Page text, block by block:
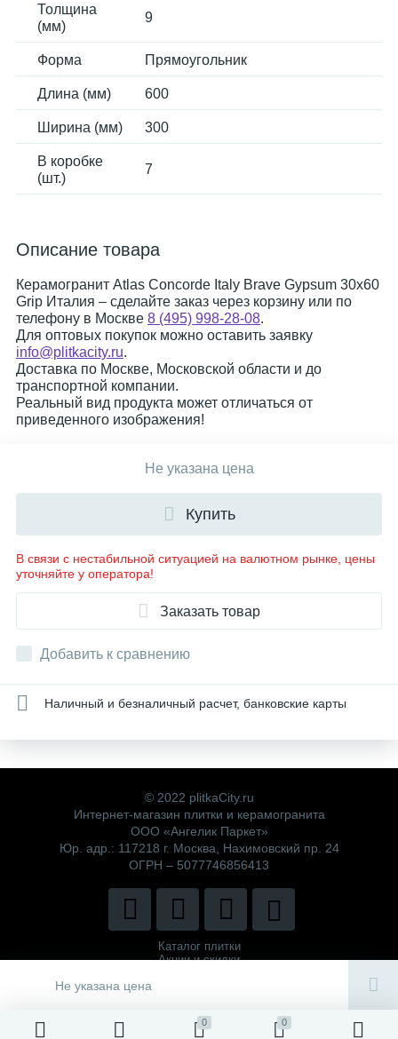
0 0
Толщина
(мм)
9
Форма Прямоугольник
Длина (мм) 600
Ширина (мм) 300
В коробке
(шт.)
7
Описание товара
Керамогранит Atlas Concorde Italy Brave Gypsum 30x60
Grip Италия – сделайте заказ через корзину или по
телефону в Москве 8 (495) 998-28-08.
Для оптовых покупок можно оставить заявку
info@plitkacity.ru.
Доставка по Москве, Московской области и до
транспортной компании.
Реальный вид продукта может отличаться от
приведенного изображения!
Не указана цена
Не указана цена
Купить
В связи с нестабильной ситуацией на валютном рынке, цены
уточняйте у оператора!
Заказать товар
Добавить к сравнению
Наличный и безналичный расчет, банковские карты
© 2022 plitkaCity.ru
Интернет-магазин плитки и керамогранита
ООО «Ангелик Паркет»
Юр. адр.: 117218 г. Москва, Нахимовский пр. 24
ОГРН – 5077746856413
Каталог плитки
Акции и скидки